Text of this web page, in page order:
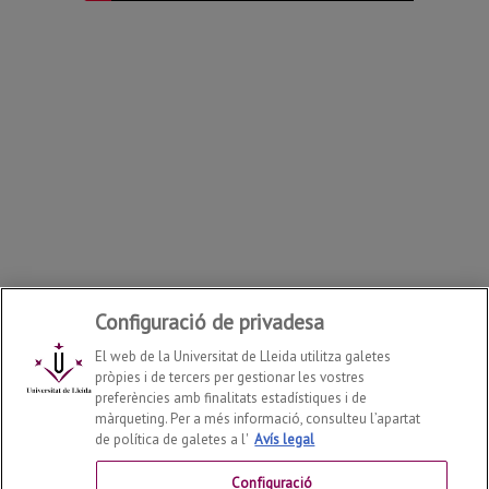
Facultat de Dret, Economia i Turisme2026
Configuració de privadesa
El web de la Universitat de Lleida utilitza galetes
pròpies i de tercers per gestionar les vostres
preferències amb finalitats estadístiques i de
màrqueting. Per a més informació, consulteu l’apartat
de política de galetes a l' Avís legal
Configuració